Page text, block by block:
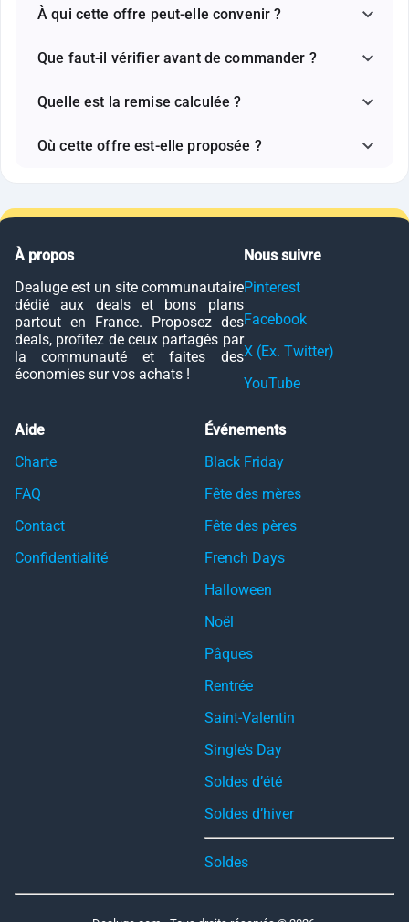
À qui cette offre peut-elle convenir ?
Que faut-il vérifier avant de commander ?
Quelle est la remise calculée ?
Où cette offre est-elle proposée ?
À propos
Dealuge est un site communautaire
dédié aux deals et bons plans
partout en France. Proposez des
deals, profitez de ceux partagés par
la communauté et faites des
économies sur vos achats !
Nous suivre
Pinterest
Facebook
X (Ex. Twitter)
YouTube
Aide
Charte
FAQ
Contact
Confidentialité
Événements
Black Friday
Fête des mères
Fête des pères
French Days
Halloween
Noël
Pâques
Rentrée
Saint-Valentin
Single’s Day
Soldes d’été
Soldes d’hiver
Soldes